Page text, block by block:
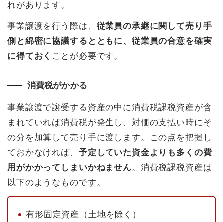
れがあります。
事業譲渡を行う際は、 従業員の承継に関して売り手
側と綿密に協議するとともに、従業員の合意を確実
に得ておく ことが必要です。
消費税がかかる
事業譲渡で譲受する資産の中に消費税課税資産が含
まれていれば消費税が発生し、対価の支払い時にそ
の分を加算して売り手に渡します。この点を把握し
ておかなければ、 予定していた資金よりも多くの費
用がかかってしまいかねません。消費税課税資産は
以下のようなものです。
有形固定資産（土地を除く）